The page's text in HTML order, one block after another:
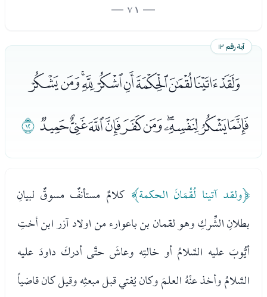
— 71 —
آية رقم ١٢
ﭑﭒﭓﭔﭕﭖﭗﭘﭙﭚ
ﭛﭜﭝﭞﭟﭠﭡﭢﭣﭤﭥ
﴿ولقد آتينا لُقْمَانَ الحكمة﴾ كلامٌ مستأنفٌ مسوقٌ لبيانِ
بطلانِ الشِّركِ وهو لقمان بن باعوارء من اولاد آزر ابن أختِ
أيُّوبَ عليه السَّلامُ أو خالتِه وعاشَ حتَّى أدركَ داودَ عليه
السَّلامُ وأخذ عنْهُ العلمَ وكان يُفتي قبل مبعثِه وقيل كان قاضياً